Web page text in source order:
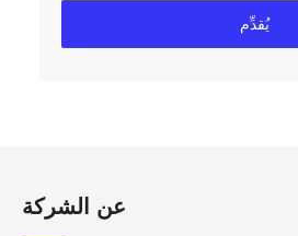
يُقدِّم
عن الشركة​​​​​​